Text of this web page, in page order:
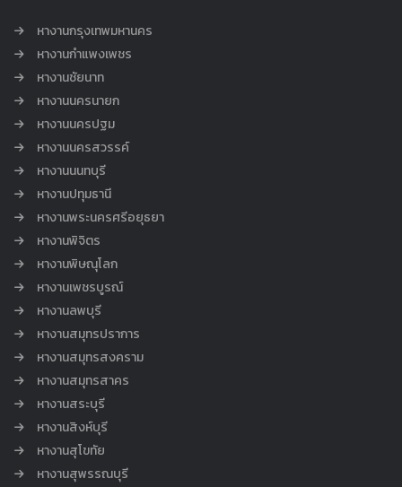
หางานกรุงเทพมหานคร
หางานกำแพงเพชร
หางานชัยนาท
หางานนครนายก
หางานนครปฐม
หางานนครสวรรค์
หางานนนทบุรี
หางานปทุมธานี
หางานพระนครศรีอยุธยา
หางานพิจิตร
หางานพิษณุโลก
หางานเพชรบูรณ์
หางานลพบุรี
หางานสมุทรปราการ
หางานสมุทรสงคราม
หางานสมุทรสาคร
หางานสระบุรี
หางานสิงห์บุรี
หางานสุโขทัย
หางานสุพรรณบุรี